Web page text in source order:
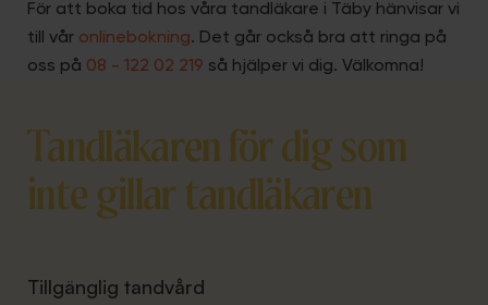
För att boka tid hos våra tandläkare i Täby hänvisar vi
till vår onlinebokning. Det går också bra att ringa på
oss på 08 - 122 02 219 så hjälper vi dig. Välkomna!
Tandläkaren för dig som
inte gillar tandläkaren
Tillgänglig tandvård